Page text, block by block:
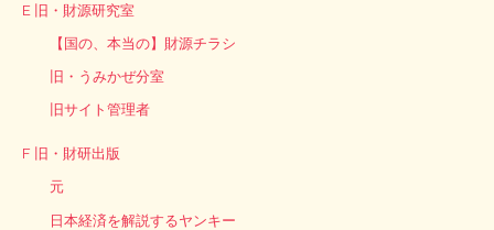
E 旧・財源研究室
【国の、本当の】財源チラシ
旧・うみかぜ分室
旧サイト管理者
F 旧・財研出版
元
日本経済を解説するヤンキー